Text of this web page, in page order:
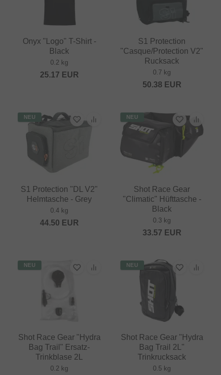
Onyx "Logo" T-Shirt -
Black
0.2 kg
25.17 EUR
S1 Protection
"Casque/Protection V2"
Rucksack
0.7 kg
50.38 EUR
NEU
S1 Protection "DL V2"
Helmtasche - Grey
0.4 kg
44.50 EUR
NEU
Shot Race Gear
"Climatic" Hüfttasche -
Black
0.3 kg
33.57 EUR
NEU
Shot Race Gear "Hydra
Bag Trail" Ersatz-
Trinkblase 2L
0.2 kg
NEU
Shot Race Gear "Hydra
Bag Trail 2L"
Trinkrucksack
0.5 kg